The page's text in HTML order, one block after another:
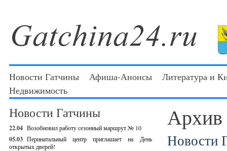
Новости Гатчины Афиша-Анонсы
Литература и
Недвижимость
Новости Гатчины
22.04 Возобновил работу сезонный маршрут № 10
05.03 Перинатальный центр приглашает на День
открытых дверей!
Архив
Новости